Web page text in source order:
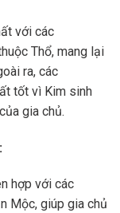
với các
Thổ, mang lại
ra, các
tốt vì Kim sinh
gia chủ.
hợp với các
Mộc, giúp gia chủ